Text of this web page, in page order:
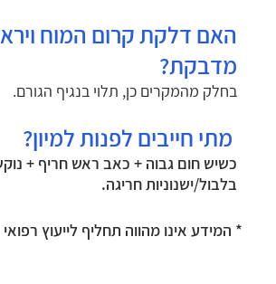
האם דלקת קרום המוח
מדבקת?
בחלק מהמקרים כן, תלוי בנגיף הגורם.
מתי חייבים לפנות למיון?
כשיש חום גבוה + כאב ראש חריף +
בלבול/ישנוניות חריגה.
* המידע אינו מהווה תחליף לייעוץ רפואי